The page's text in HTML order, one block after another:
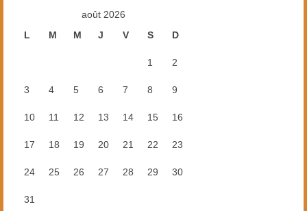
août 2026
L
M M J V S D
1 2
3 4 5 6 7 8 9
10 11 12 13 14 15 16
17 18 19 20 21 22 23
24 25 26 27 28 29 30
31